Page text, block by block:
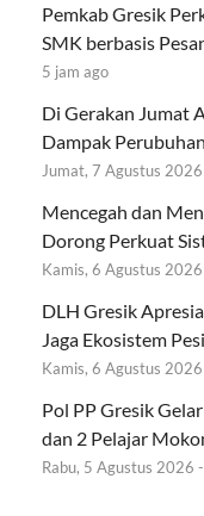
Pemkab Gresik
SMK berbasis
5 jam ago
Di Gerakan Jumat
Dampak
Jumat, 7 Agustus
Mencegah dan
Dorong Perkuat
Kamis, 6 Agustus
DLH Gresik
Jaga Ekosistem
Kamis, 6 Agustus
Pol PP Gresik
dan 2 Pelajar
Rabu, 5 Agustus 2026